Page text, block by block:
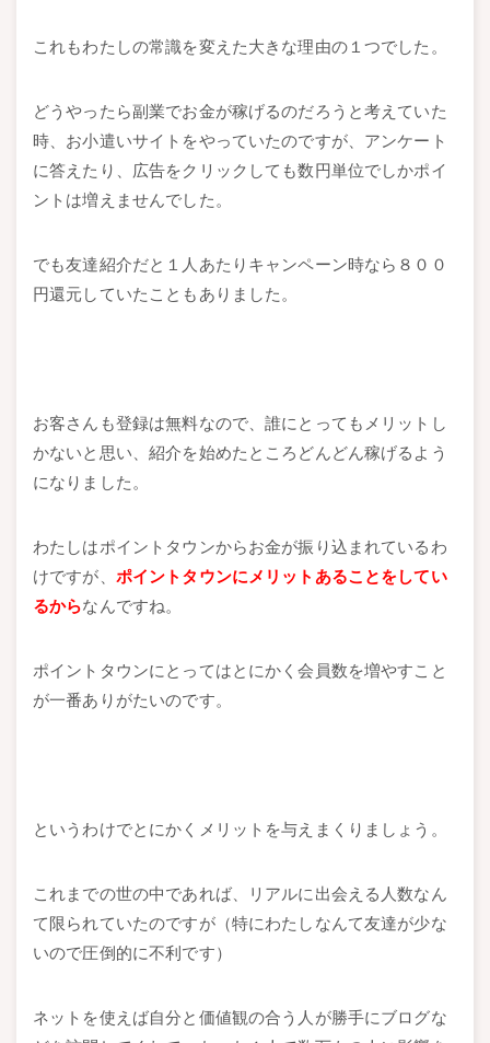
これもわたしの常識を変えた大きな理由の１つでした。
どうやったら副業でお金が稼げるのだろうと考えていた
時、お小遣いサイトをやっていたのですが、アンケート
に答えたり、広告をクリックしても数円単位でしかポイ
ントは増えませんでした。
でも友達紹介だと１人あたりキャンペーン時なら８００
円還元していたこともありました。
お客さんも登録は無料なので、誰にとってもメリットし
かないと思い、紹介を始めたところどんどん稼げるよう
になりました。
わたしはポイントタウンからお金が振り込まれているわ
けですが、 ポイントタウンにメリットあることをしてい
るからなんですね。
ポイントタウンにとってはとにかく会員数を増やすこと
が一番ありがたいのです。
というわけでとにかくメリットを与えまくりましょう。
これまでの世の中であれば、リアルに出会える人数なん
て限られていたのですが（特にわたしなんて友達が少な
いので圧倒的に不利です）
ネットを使えば自分と価値観の合う人が勝手にブログな